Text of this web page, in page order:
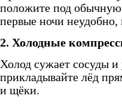
положите под обычную
первые ночи неудобно,
2. Холодные
Холод сужает сосуды
прикладывайте лёд
и щёки.